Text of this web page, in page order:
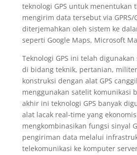
teknologi GPS untuk menentukan
mengirim data tersebut via GPRS/
diterjemahkan oleh sistem ke
seperti Google Maps, Microsoft
Teknologi GPS ini telah
di bidang teknik, pertanian,
konstruksi dengan alat GPS
menggunakan satelit komunikasi
akhir ini teknologi GPS banyak
alat lacak real-time yang
mengkombinasikan fungsi sinyal
pengiriman data melalui
telekomunikasi ke komputer